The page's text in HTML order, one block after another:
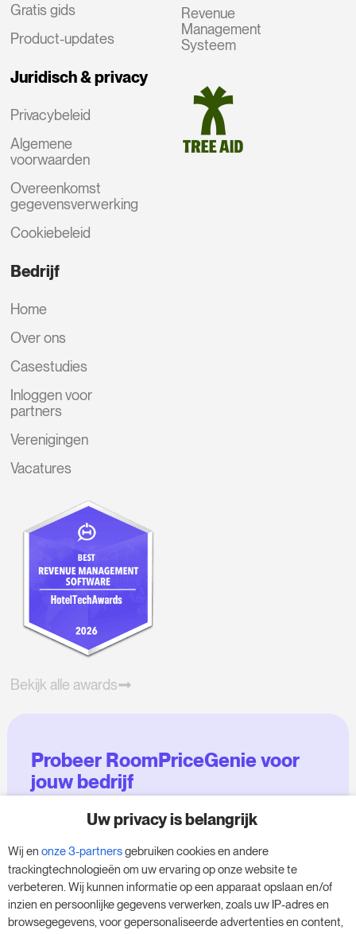
Gratis gids
Product-updates
Juridisch & privacy
Privacybeleid
Algemene
voorwaarden
Overeenkomst
gegevensverwerking
Cookiebeleid
Revenue
Management
Systeem
Bedrijf
Home
Over ons
Casestudies
Inloggen voor
partners
Verenigingen
Vacatures
Bekijk alle awards
Probeer RoomPriceGenie voor
jouw bedrijf
Maak gebruik van onze 14-daagse proefversie
en geef je bedrijf een boost - zonder
verplichtingen.
Boek een afspraak om je gratis proefperiode
van 14 dagen te starten.
Uw privacy is belangrijk
Wij en onze 3-partnersgebruiken cookies en andere
trackingtechnologieën om uw ervaring op onze website te
verbeteren. Wij kunnen informatie op een apparaat opslaan en/of
inzien en persoonlijke gegevens verwerken, zoals uw IP-adres en
browsegegevens, voor gepersonaliseerde advertenties en content,